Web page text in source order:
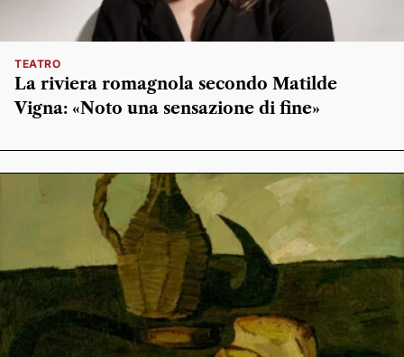
TEATRO
La riviera romagnola secondo Matilde
Vigna: «Noto una sensazione di fine»